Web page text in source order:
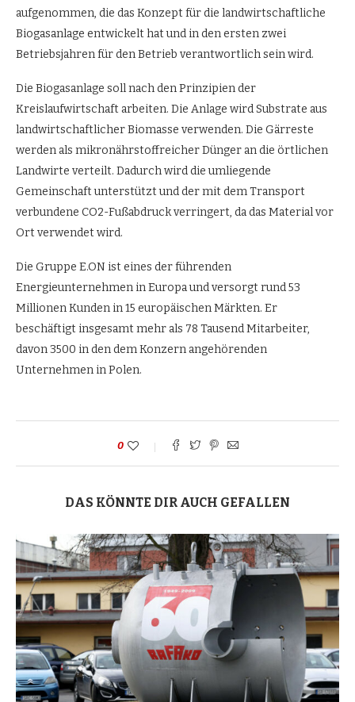
aufgenommen, die das Konzept für die landwirtschaftliche
Biogasanlage entwickelt hat und in den ersten zwei
Betriebsjahren für den Betrieb verantwortlich sein wird.
Die Biogasanlage soll nach den Prinzipien der
Kreislaufwirtschaft arbeiten. Die Anlage wird Substrate aus
landwirtschaftlicher Biomasse verwenden. Die Gärreste
werden als mikronährstoffreicher Dünger an die örtlichen
Landwirte verteilt. Dadurch wird die umliegende
Gemeinschaft unterstützt und der mit dem Transport
verbundene CO2-Fußabdruck verringert, da das Material vor
Ort verwendet wird.
Die Gruppe E.ON ist eines der führenden
Energieunternehmen in Europa und versorgt rund 53
Millionen Kunden in 15 europäischen Märkten. Er
beschäftigt insgesamt mehr als 78 Tausend Mitarbeiter,
davon 3500 in den dem Konzern angehörenden
Unternehmen in Polen.
0
DAS KÖNNTE DIR AUCH GEFALLEN